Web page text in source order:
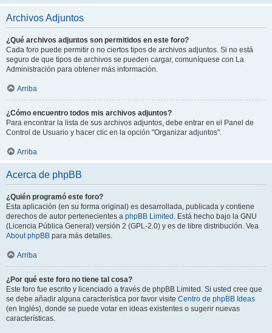
Archivos Adjuntos
¿Qué archivos adjuntos son permitidos en este foro?
Cada foro puede permitir o no ciertos tipos de archivos adjuntos. Si no está
seguro de que tipos de archivos se pueden cargar, comuníquese con La
Administración para obtener más información.
Arriba
¿Cómo encuentro todos mis archivos adjuntos?
Para encontrar la lista de sus archivos adjuntos, debe entrar en el Panel de
Control de Usuario y hacer clic en la opción "Organizar adjuntos".
Arriba
Acerca de phpBB
¿Quién programó este foro?
Esta aplicación (en su forma original) es desarrollada, publicada y contiene
derechos de autor pertenecientes a phpBB Limited . Está hecho bajo la GNU
(Licencia Pública General) versión 2 (GPL-2.0) y es de libre distribución. Vea
About phpBB para más detalles.
Arriba
¿Por qué este foro no tiene tal cosa?
Este foro fue escrito y licenciado a través de phpBB Limited. Si usted cree que
se debe añadir alguna característica por favor visite Centro de phpBB Ideas
(en Inglés), donde se puede votar en ideas existentes o sugerir nuevas
características.